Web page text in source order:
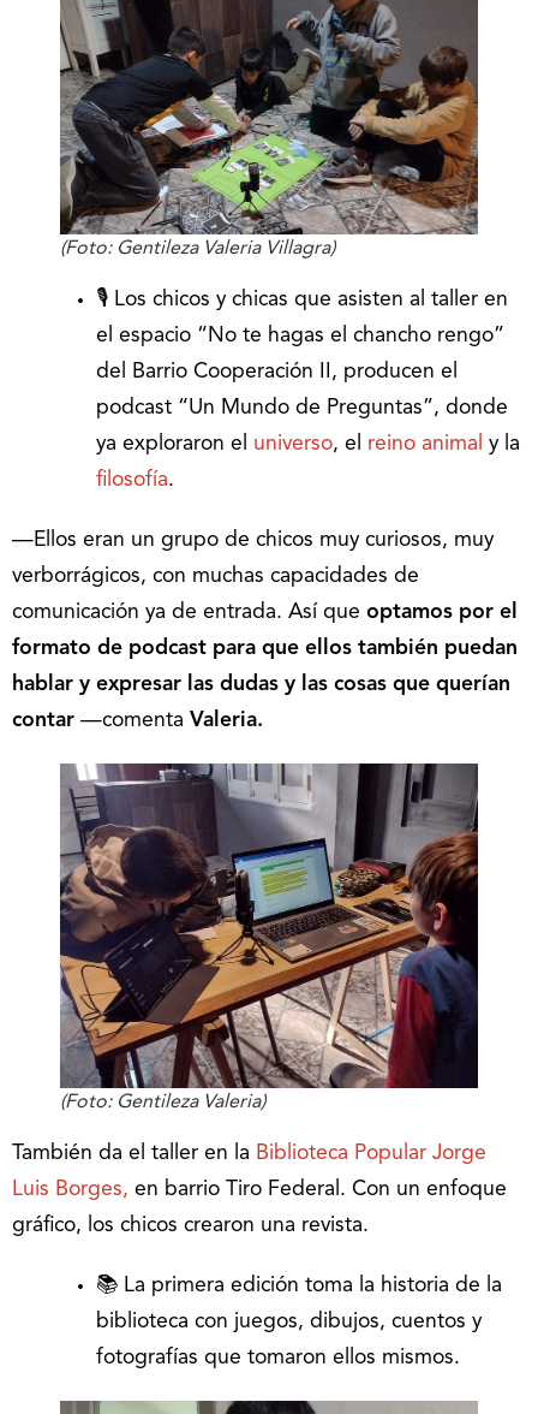
(Foto: Gentileza Valeria Villagra)
🎙️ Los chicos y chicas que asisten al taller en
el espacio “No te hagas el chancho rengo”
del Barrio Cooperación II, producen el
podcast “Un Mundo de Preguntas”, donde
ya exploraron el universo, el reino animal y la
filosofía.
—Ellos eran un grupo de chicos muy curiosos, muy
verborrágicos, con muchas capacidades de
comunicación ya de entrada. Así que optamos por el
formato de podcast para que ellos también puedan
hablar y expresar las dudas y las cosas que querían
contar —comenta Valeria.
(Foto: Gentileza Valeria)
También da el taller en la Biblioteca Popular Jorge
Luis Borges, en barrio Tiro Federal. Con un enfoque
gráfico, los chicos crearon una revista.
📚 La primera edición toma la historia de la
biblioteca con juegos, dibujos, cuentos y
fotografías que tomaron ellos mismos.